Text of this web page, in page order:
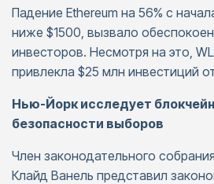
Падение Ethereum на 56% с
ниже $1500, вызвало
инвесторов. Несмотря на это,
привлекла $25 млн инвестиций
Нью-Йорк исследует
безопасности выборов
Член законодательного
Клайд Ванель представил